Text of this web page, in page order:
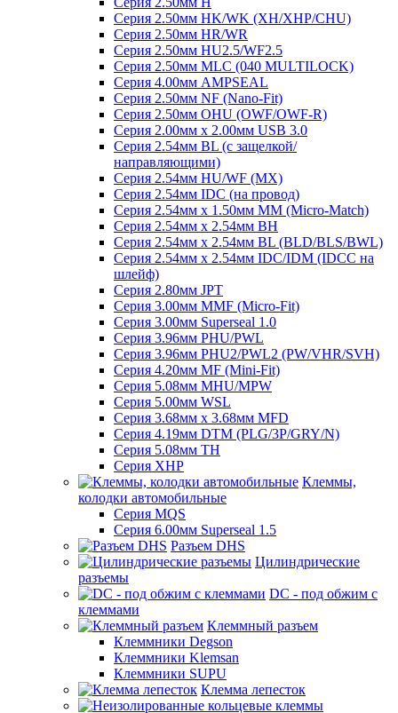
Серия 2.50мм HK/WK (XH/XHP/CHU)
Серия 2.50мм HR/WR
Серия 2.50мм HU2.5/WF2.5
Серия 2.50мм MLC (040 MULTILOCK)
Серия 4.00мм AMPSEAL
Серия 2.50мм NF (Nano-Fit)
Серия 2.50мм OHU (OWF/OWF-R)
Серия 2.00мм x 2.00мм USB 3.0
Серия 2.54мм BL (с защелкой/
направляющими)
Серия 2.54мм HU/WF (MX)
Серия 2.54мм IDC (на провод)
Серия 2.54мм х 1.50мм MM (Micro-Match)
Серия 2.54мм х 2.54мм BH
Серия 2.54мм х 2.54мм BL (BLD/BLS/BWL)
Серия 2.54мм х 2.54мм IDC/IDM (IDCC на
шлейф)
Серия 2.80мм JPT
Серия 3.00мм MMF (Micro-Fit)
Серия 3.00мм Superseal 1.0
Серия 3.96мм PHU/PWL
Серия 3.96мм PHU2/PWL2 (PW/VHR/SVH)
Серия 4.20мм MF (Mini-Fit)
Серия 5.08мм MHU/MPW
Серия 5.00мм WSL
Серия 3.68мм х 3.68мм MFD
Серия 4.19мм DTM (PLG/3P/GRY/N)
Серия 5.08мм TH
Серия XHP
Клеммы,
колодки автомобильные
Серия MQS
Серия 6.00мм Superseal 1.5
Разъем DHS
Цилиндрические
разъемы
DC - под обжим с
клеммами
Клеммный разъем
Клеммники Degson
Клеммники Klemsan
Клеммники SUPU
Клемма лепесток